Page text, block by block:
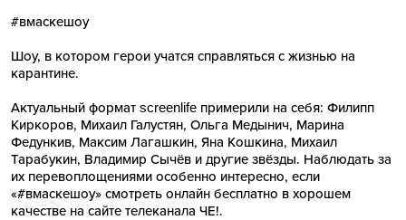
#вмаскешоу
Шоу, в котором герои учатся справляться с жизнью на
карантине.
Актуальный формат screenlife примерили на себя: Филипп
Киркоров, Михаил Галустян, Ольга Медынич, Марина
Федункив, Максим Лагашкин, Яна Кошкина, Михаил
Тарабукин, Владимир Сычёв и другие звёзды. Наблюдать за
их перевоплощениями особенно интересно, если
«#вмаскешоу» смотреть онлайн бесплатно в хорошем
качестве на сайте телеканала ЧЕ!.